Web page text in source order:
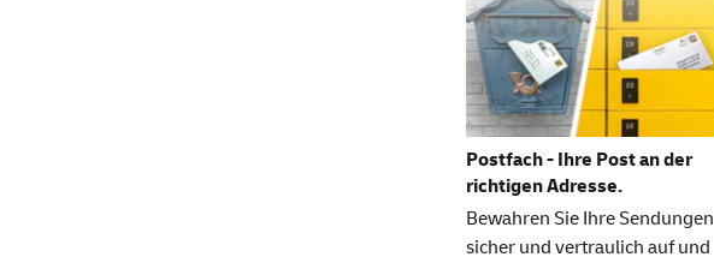
Postfach - Ihre Post an der
richtigen Adresse.
Bewahren Sie Ihre Sendungen
sicher und vertraulich auf und